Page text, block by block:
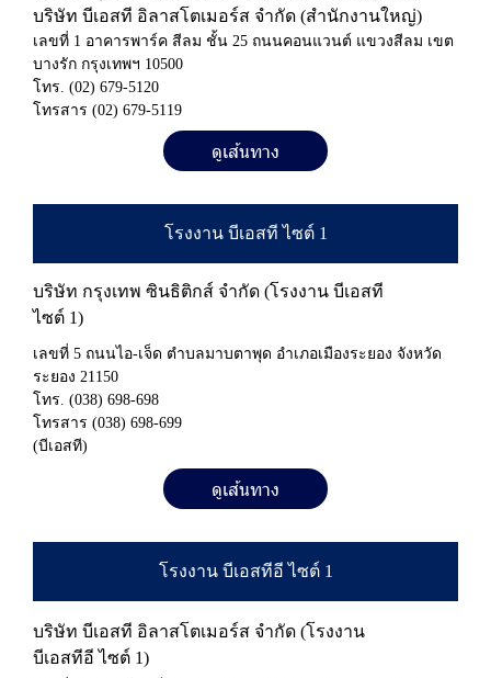
บริษัท บีเอสที อิลาสโตเมอร์ส จำกัด (สำนักงานใหญ่)
เลขที่ 1 อาคารพาร์ค สีลม ชั้น 25 ถนนคอนแวนต์ แขวงสีลม เขต
บางรัก กรุงเทพฯ 10500
โทร. (02) 679-5120
โทรสาร (02) 679-5119
ดูเส้นทาง
โรงงาน บีเอสทีไซต์ 1
บริษัท กรุงเทพ ซินธิติกส์ จำกัด (โรงงาน บีเอสที
ไซต์ 1)
เลขที่ 5 ถนนไอ-เจ็ด ตำบลมาบตาพุด อำเภอเมืองระยอง จังหวัด
ระยอง 21150
โทร. (038) 698-698
โทรสาร (038) 698-699
(บีเอสที)
ดูเส้นทาง
โรงงาน บีเอสทีอีไซต์ 1
บริษัท บีเอสที อิลาสโตเมอร์ส จำกัด (โรงงาน
บีเอสทีอี ไซต์ 1)